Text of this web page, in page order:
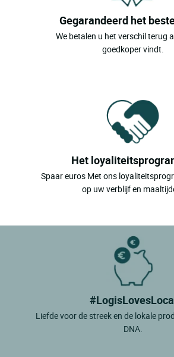
Gegarandeerd het
We betalen u het verschil terug
goedkoper vindt.
Het
Spaar euros Met ons
op uw verblijf en
Liefde voor de streek en de lokale
DNA.